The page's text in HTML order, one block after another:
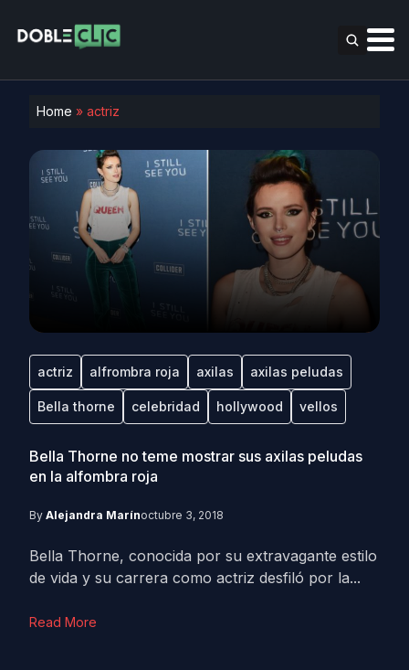
Home » actriz
actriz alfrombra roja axilas axilas peludas
Bella thorne celebridad hollywood vellos
Bella Thorne no teme mostrar sus axilas peludas
en la alfombra roja
By Alejandra Marínoctubre 3, 2018
Bella Thorne, conocida por su extravagante estilo
de vida y su carrera como actriz desfiló por la...
Read More